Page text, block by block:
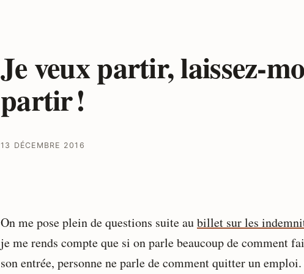
Je veux partir, laissez-
partir !
13 DÉCEMBRE 2016
On me pose plein de questions suite aubillet sur les
je me rends compte que si on parle beaucoup de comment
son entrée, personne ne parle de comment quitter un emploi.